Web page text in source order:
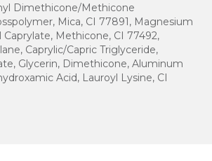
Dimethicone/Methicone
Mica, CI 77891, Magnesium
Caprylate, Methicone, CI 77492,
Caprylic/Capric Triglyceride,
Glycerin, Dimethicone, Aluminum
Acid, Lauroyl Lysine, CI